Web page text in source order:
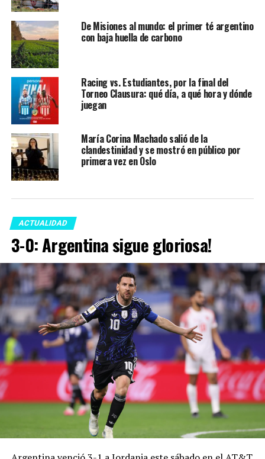
De Misiones al mundo: el primer té argentino
con baja huella de carbono
Racing vs. Estudiantes, por la final del
Torneo Clausura: qué día, a qué hora y dónde
juegan
María Corina Machado salió de la
clandestinidad y se mostró en público por
primera vez en Oslo
ACTUALIDAD
3-0: Argentina sigue gloriosa!